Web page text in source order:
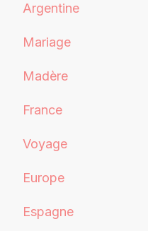
Argentine
Mariage
Madère
France
Voyage
Europe
Espagne